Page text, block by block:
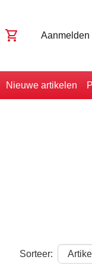
shopping_cart Aanmelden
Nieuwe artikelen
Sorteer: